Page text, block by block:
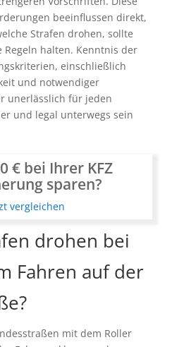
beeinflussen direkt,
Strafen drohen, sollte
Regeln halten. Kenntnis der
einschließlich
und notwendiger
unerlässlich für jeden
und legal unterwegs sein
€ bei Ihrer KFZ
sparen?
vergleichen
drohen bei
Fahren auf der
mit dem Roller